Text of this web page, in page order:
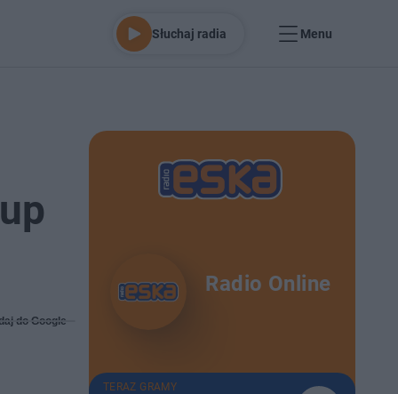
Słuchaj radia Menu
do Google
Radio Online
TERAZ GRAMY